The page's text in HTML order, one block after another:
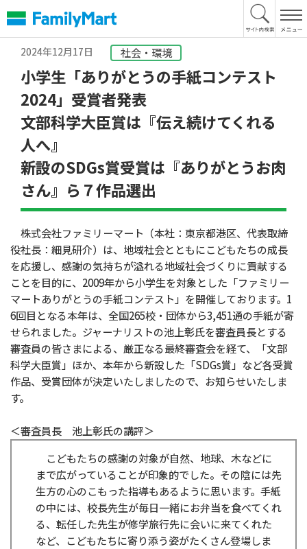
文
へ
2024年12月17日
社会・環境
小学生「ありがとうの手紙コンテスト
2024」受賞者発表
文部科学大臣賞は『伝え続けてくれる
人へ』
新設のSDGs賞受賞は『ありがとうお肉
さん』ら７作品選出
株式会社ファミリーマート（本社：東京都港区、代表取締
役社長：細見研介）は、地域社会とともにこどもたちの成長
を応援し、感謝の気持ちが溢れる地域社会づくりに貢献する
ことを目的に、2009年から小学生を対象とした「ファミリー
マートありがとうの手紙コンテスト」を開催しております。1
6回目となる本年は、全国265校・団体から3,451通の手紙が寄
せられました。ジャーナリストの池上彰氏を審査員長とする
審査員の皆さまによる、厳正なる最終審査会を経て、「文部
科学大臣賞」ほか、本年から新設した「SDGs賞」など各受賞
作品、受賞団体が決定いたしましたので、お知らせいたしま
す。
＜審査員長 池上彰氏の講評＞
こどもたちの感謝の対象が自然、地球、木などに
まで広がっていることが印象的でした。その陰には先
生方の心のこもった指導もあるように思います。手紙
の中には、校長先生が毎日一緒にお弁当を食べてくれ
る、転任した先生が修学旅行先に会いに来てくれた
など、こどもたちに寄り添う姿がたくさん登場しま